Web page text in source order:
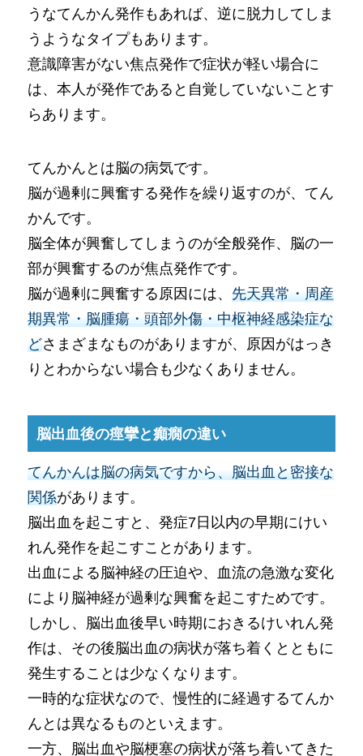
うなてんかん発作もあれば、逆に脱力してしま
うようなタイプもあります。
意識障害がない焦点発作で症状が軽い場合に
は、本人が発作であると自覚していないことす
らあります。
てんかんとは脳の病気です。
脳が過剰に興奮する発作を繰り返すのが、てん
かんです。
脳全体が興奮してしまうのが全般発作、脳の一
部が興奮するのが焦点発作です。
脳が過剰に興奮する原因には、先天異常・周産
期異常・脳腫瘍・頭部外傷・中枢神経感染症な
どさまざまなものがありますが、原因がはっき
りとわからない場合も少なくありません。
脳出血後の痙攣と癲癇の違い
てんかんは脳の病気ですから、脳出血と密接な
関係があります。
脳出血を起こすと、発症7日以内の早期にけい
れん発作を起こすことがあります。
出血による脳神経の圧迫や、血流の急激な変化
により脳神経が過剰な興奮を起こすためです。
しかし、脳出血後早い時期におきるけいれん発
作は、その後脳出血の病状が落ち着くとともに
発生することは少なくなります。
一時的な症状なので、慢性的に経過するてんか
んとは異なるものといえます。
一方、脳出血や脳梗塞の病状が落ち着いてきた